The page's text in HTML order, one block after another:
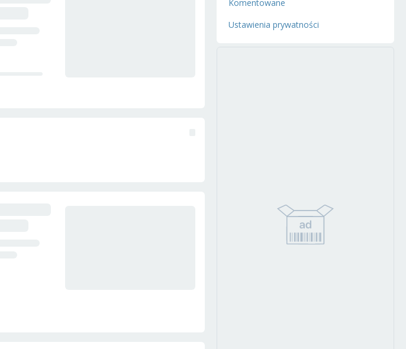
Komentowane
Ustawienia prywatności